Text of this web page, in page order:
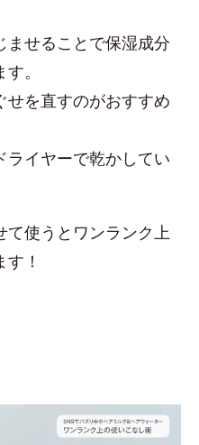
ませることで保湿成分
。
せを直すのがおすすめ
ライヤーで乾かしてい
て使うとワンランク上
！